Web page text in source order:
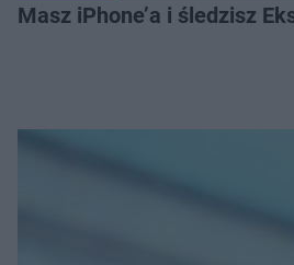
Masz iPhone’a i śledzisz